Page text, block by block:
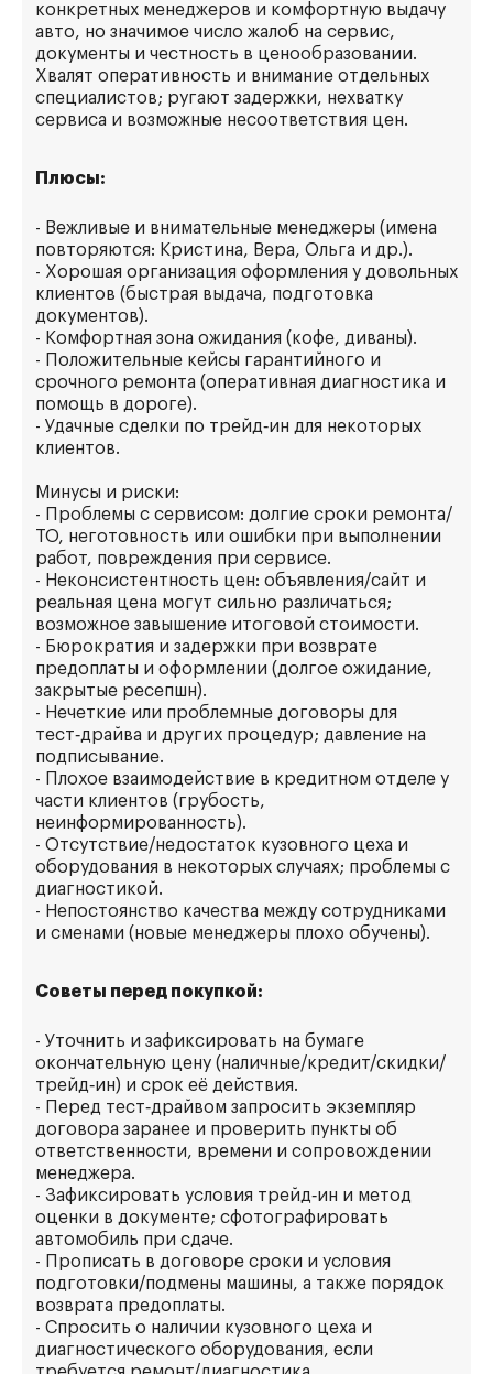
конкретных менеджеров и комфортную выдачу
авто, но значимое число жалоб на сервис,
документы и честность в ценообразовании.
Хвалят оперативность и внимание отдельных
специалистов; ругают задержки, нехватку
сервиса и возможные несоответствия цен.
Плюсы:
- Вежливые и внимательные менеджеры (имена
повторяются: Кристина, Вера, Ольга и др.).
- Хорошая организация оформления у довольных
клиентов (быстрая выдача, подготовка
документов).
- Комфортная зона ожидания (кофе, диваны).
- Положительные кейсы гарантийного и
срочного ремонта (оперативная диагностика и
помощь в дороге).
- Удачные сделки по трейд‑ин для некоторых
клиентов.
Минусы и риски:
- Проблемы с сервисом: долгие сроки ремонта/
ТО, неготовность или ошибки при выполнении
работ, повреждения при сервисе.
- Неконсистентность цен: объявления/сайт и
реальная цена могут сильно различаться;
возможное завышение итоговой стоимости.
- Бюрократия и задержки при возврате
предоплаты и оформлении (долгое ожидание,
закрытые ресепшн).
- Нечеткие или проблемные договоры для
тест‑драйва и других процедур; давление на
подписывание.
- Плохое взаимодействие в кредитном отделе у
части клиентов (грубость,
неинформированность).
- Отсутствие/недостаток кузовного цеха и
оборудования в некоторых случаях; проблемы с
диагностикой.
- Непостоянство качества между сотрудниками
и сменами (новые менеджеры плохо обучены).
Советы перед покупкой:
- Уточнить и зафиксировать на бумаге
окончательную цену (наличные/кредит/скидки/
трейд‑ин) и срок её действия.
- Перед тест‑драйвом запросить экземпляр
договора заранее и проверить пункты об
ответственности, времени и сопровождении
менеджера.
- Зафиксировать условия трейд‑ин и метод
оценки в документе; сфотографировать
автомобиль при сдаче.
- Прописать в договоре сроки и условия
подготовки/подмены машины, а также порядок
возврата предоплаты.
- Спросить о наличии кузовного цеха и
диагностического оборудования, если